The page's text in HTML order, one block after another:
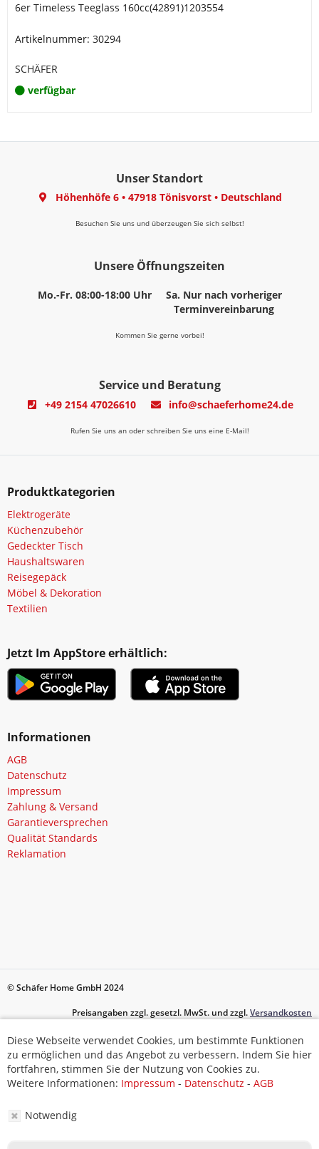
6er Timeless Teeglass 160cc(42891)1203554
Artikelnummer: 30294
SCHÄFER
verfügbar
Unser Standort
Höhenhöfe 6• 47918 Tönisvorst• Deutschland
Besuchen Sie uns und überzeugen Sie sich selbst!
Unsere Öffnungszeiten
Mo.-Fr. 08:00-18:00 Uhr
Sa. Nur nach vorheriger
Terminvereinbarung
Kommen Sie gerne vorbei!
Service und Beratung
+49 2154 47026610 info@schaeferhome24.de
Rufen Sie uns an oder schreiben Sie uns eine E-Mail!
Produktkategorien
Elektrogeräte
Küchenzubehör
Gedeckter Tisch
Haushaltswaren
Reisegepäck
Möbel & Dekoration
Textilien
Jetzt Im AppStore erhältlich:
Informationen
AGB
Datenschutz
Impressum
Zahlung & Versand
Garantieversprechen
Qualität Standards
Reklamation
© Schäfer Home GmbH 2024
Preisangaben zzgl. gesetzl. MwSt. und zzgl.Versandkosten
Diese Webseite verwendet Cookies, um bestimmte Funktionen
zu ermöglichen und das Angebot zu verbessern. Indem Sie hier
fortfahren, stimmen Sie der Nutzung von Cookies zu.
Weitere Informationen: Impressum - Datenschutz - AGB
Notwendig
Diese Webseite verwendet Cookies, um bestimmte Funktionen
zu ermöglichen und das Angebot zu verbessern. Indem Sie hier
fortfahren, stimmen Sie der Nutzung von Cookies zu.
Weitere Informationen: Impressum - Datenschutz - AGB
Notwendig